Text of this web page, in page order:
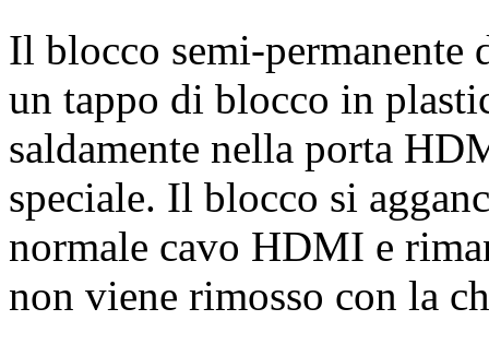
Il blocco semi-
un tappo di blocco in
saldamente nella porta
speciale. Il blocco si
normale cavo HDMI e
non viene rimosso con la